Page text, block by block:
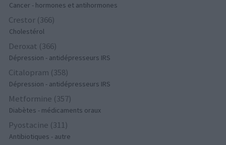
Cancer - hormones et antihormones
Crestor (366)
Cholestérol
Deroxat (366)
Dépression - antidépresseurs IRS
Citalopram (358)
Dépression - antidépresseurs IRS
Metformine (357)
Diabètes - médicaments oraux
Pyostacine (311)
Antibiotiques - autre